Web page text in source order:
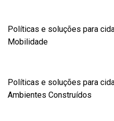
Políticas e soluções para
Mobilidade
Políticas e soluções para
Ambientes Construídos